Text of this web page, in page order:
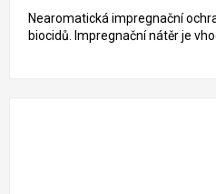
Nearomatická impregnační
biocidů. Impregnační nátěr je